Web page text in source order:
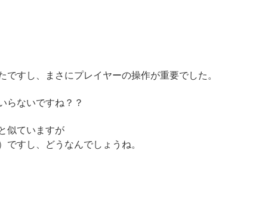
すし、まさにプレイヤーの操作が重要でした。
らないですね？？
似ていますが
すし、どうなんでしょうね。